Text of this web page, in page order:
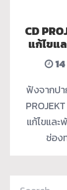
CD
แก้ไขแ
14
ฟังจากป
แก้ไขแล
ช่อง